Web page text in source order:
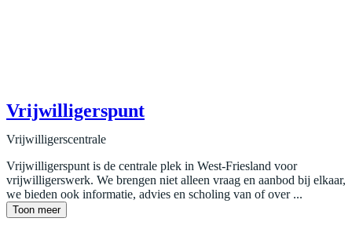
Vrijwilligerspunt
Vrijwilligerscentrale
Vrijwilligerspunt is de centrale plek in West-Friesland voor
vrijwilligerswerk. We brengen niet alleen vraag en aanbod bij elkaar,
we bieden ook informatie, advies en scholing van of over ...
Toon meer